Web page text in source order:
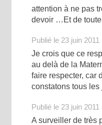
attention à ne pas
devoir …Et de
Publié le 23 juin
Je crois que ce
au delà de la
faire respecter, car
constatons tous les
Publié le 23 juin
A surveiller de très